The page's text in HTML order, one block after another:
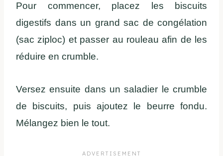
Pour commencer, placez les biscuits
digestifs dans un grand sac de congélation
(sac ziploc) et passer au rouleau afin de les
réduire en crumble.
Versez ensuite dans un saladier le crumble
de biscuits, puis ajoutez le beurre fondu.
Mélangez bien le tout.